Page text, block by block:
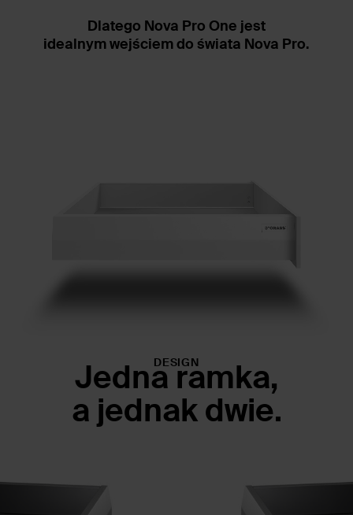
Dlatego Nova Pro One jest
idealnym wejściem do świata Nova Pro.
DESIGN
Jedna ramka,
a jednak dwie.